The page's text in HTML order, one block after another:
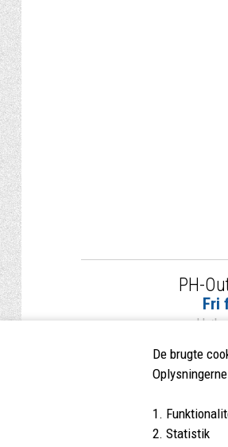
De brugte
1.
2. Statistik
PH-
Fri
ved køb
PH-Outdoor.dk